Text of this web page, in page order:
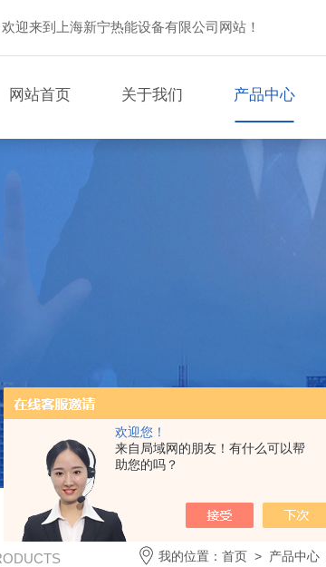
欢迎您！
来自局域网的朋友！有什么可以帮
助您的吗？
欢迎来到上海新宁热能设备有限公司网站！
网站首页 关于我们 产品中心
我的位置： 首页 > 产品中心